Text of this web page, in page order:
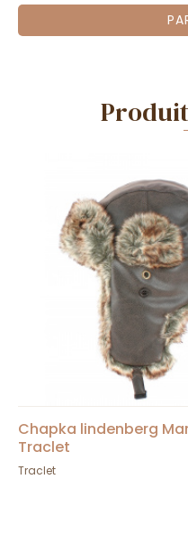
Chapka lindenberg
Traclet
Traclet